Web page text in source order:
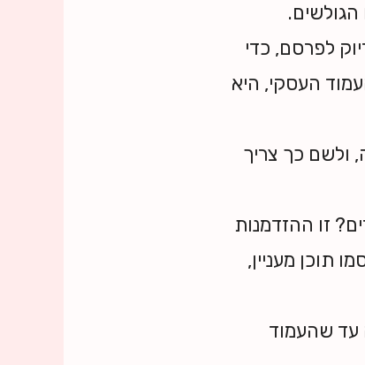
לפרסם, כדי
העסקי, היא
ולשם כך צריך
זו ההזדמנות
תוכן מעניין,
עד שהעמוד